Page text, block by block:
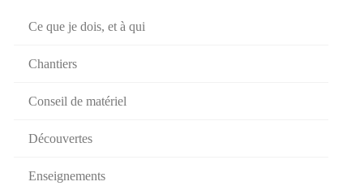
Ce que je dois, et à qui
Chantiers
Conseil de matériel
Découvertes
Enseignements